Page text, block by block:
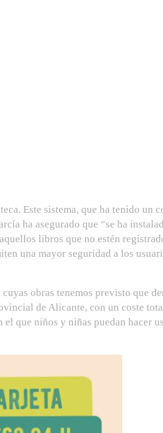
Este sistema, que ha tenido un
ha asegurado que “se ha
libros que no estén
una mayor seguridad a los
obras tenemos previsto que
de Alicante, con un coste
que niños y niñas puedan hacer